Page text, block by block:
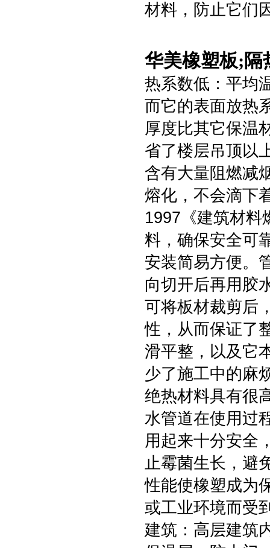
材料，防止它们
华美橡塑板;隔
热系数低：平均
而它的表面放热
厚度比其它保温
省了楼层吊顶以
含有大量阻燃减
熔化，不会滴下
1997《建筑材料
料，确保安全可
安装简易方便。
向切开后再用胶
可将板材裁剪后
性，从而保证了
滑平整，以及它
少了施工中的麻
绝热材料具有很
水管道在使用过
用起来十分安全
止霉菌生长，避
性能使橡塑成为
或工业环境而受
建筑：高层建筑